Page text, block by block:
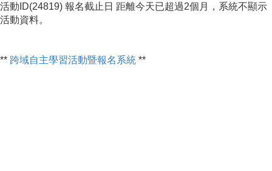
活動ID(24819) 報名截止日 距離今天已超過2個月，系統不顯示
活動資料。
** 跨域自主學習活動暨報名系統 **